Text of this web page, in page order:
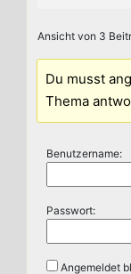
Ansicht von 3
Du musst
Thema
Benutzername:
Passwort:
Angemeldet